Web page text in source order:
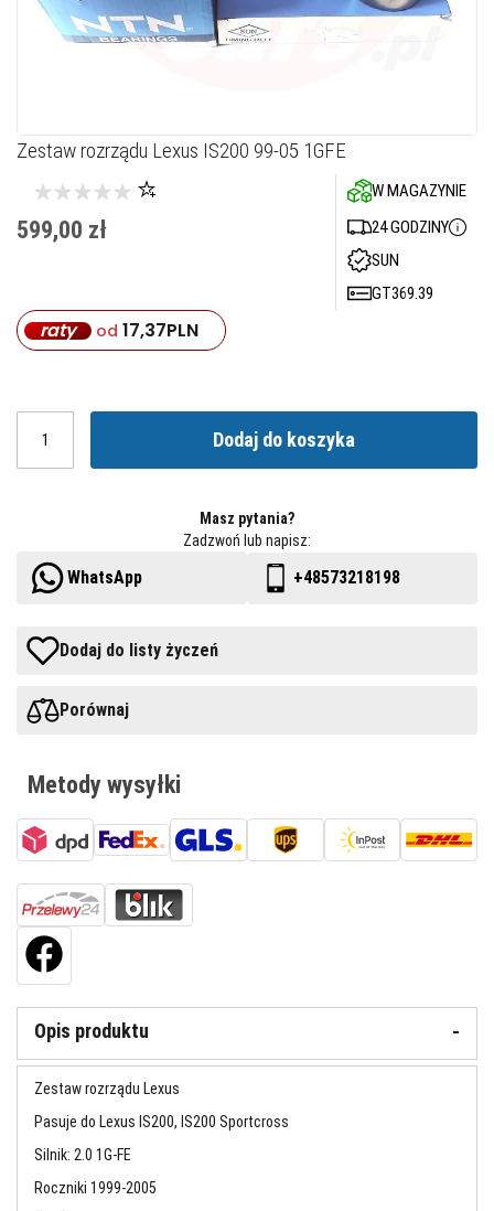
Przejdź
początek
Zestaw rozrządu Lexus IS200 99-05 1GFE
599,00 zł
W MAGAZYNIE
24 GODZINY
SUN
GT369.39
raty od 17,37PLN
Dodaj do koszyka
Masz pytania?
Zadzwoń lub napisz:
WhatsApp +48573218198
Dodaj do listy życzeń
Porównaj
Metody wysyłki
Opis produktu
Zestaw rozrządu Lexus
Pasuje do Lexus IS200, IS200 Sportcross
Silnik: 2.0 1G-FE
Roczniki 1999-2005